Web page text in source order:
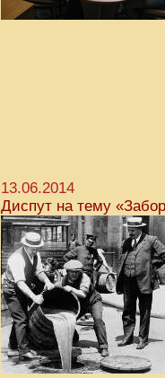
13.06.2014
Диспут на тему